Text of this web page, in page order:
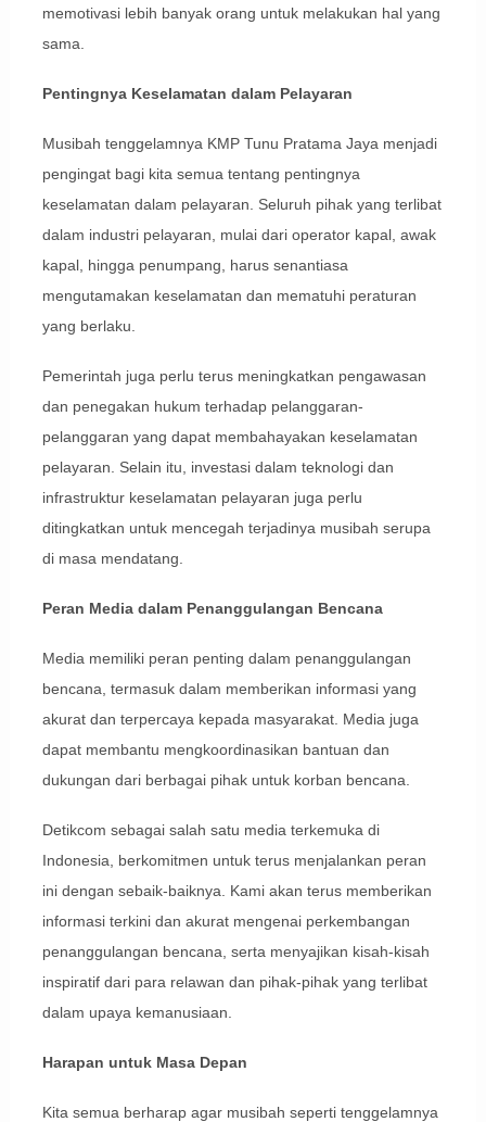
memotivasi lebih banyak orang untuk melakukan hal yang
sama.
Pentingnya Keselamatan dalam Pelayaran
Musibah tenggelamnya KMP Tunu Pratama Jaya menjadi
pengingat bagi kita semua tentang pentingnya
keselamatan dalam pelayaran. Seluruh pihak yang terlibat
dalam industri pelayaran, mulai dari operator kapal, awak
kapal, hingga penumpang, harus senantiasa
mengutamakan keselamatan dan mematuhi peraturan
yang berlaku.
Pemerintah juga perlu terus meningkatkan pengawasan
dan penegakan hukum terhadap pelanggaran-
pelanggaran yang dapat membahayakan keselamatan
pelayaran. Selain itu, investasi dalam teknologi dan
infrastruktur keselamatan pelayaran juga perlu
ditingkatkan untuk mencegah terjadinya musibah serupa
di masa mendatang.
Peran Media dalam Penanggulangan Bencana
Media memiliki peran penting dalam penanggulangan
bencana, termasuk dalam memberikan informasi yang
akurat dan terpercaya kepada masyarakat. Media juga
dapat membantu mengkoordinasikan bantuan dan
dukungan dari berbagai pihak untuk korban bencana.
Detikcom sebagai salah satu media terkemuka di
Indonesia, berkomitmen untuk terus menjalankan peran
ini dengan sebaik-baiknya. Kami akan terus memberikan
informasi terkini dan akurat mengenai perkembangan
penanggulangan bencana, serta menyajikan kisah-kisah
inspiratif dari para relawan dan pihak-pihak yang terlibat
dalam upaya kemanusiaan.
Harapan untuk Masa Depan
Kita semua berharap agar musibah seperti tenggelamnya